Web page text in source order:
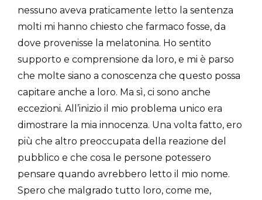
nessuno aveva praticamente letto la sentenza
molti mi hanno chiesto che farmaco fosse, da
dove provenisse la melatonina. Ho sentito
supporto e comprensione da loro, e mi è parso
che molte siano a conoscenza che questo possa
capitare anche a loro. Ma sì, ci sono anche
eccezioni. All’inizio il mio problema unico era
dimostrare la mia innocenza. Una volta fatto, ero
più che altro preoccupata della reazione del
pubblico e che cosa le persone potessero
pensare quando avrebbero letto il mio nome.
Spero che malgrado tutto loro, come me,